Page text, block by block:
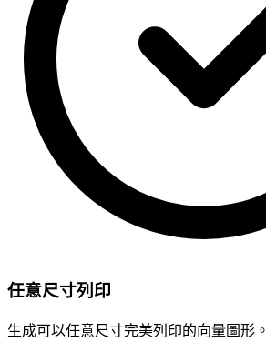
任意尺寸列印
生成可以任意尺寸完美列印的向量圖形。